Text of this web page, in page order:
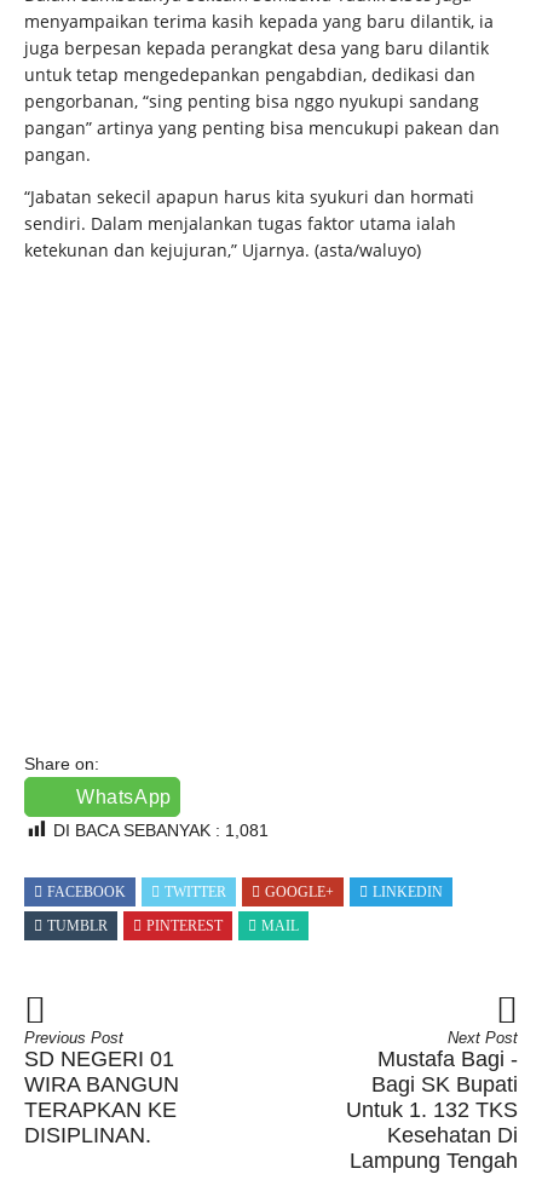
menyampaikan terima kasih kepada yang baru dilantik, ia
juga berpesan kepada perangkat desa yang baru dilantik
untuk tetap mengedepankan pengabdian, dedikasi dan
pengorbanan, “sing penting bisa nggo nyukupi sandang
pangan” artinya yang penting bisa mencukupi pakean dan
pangan.
“Jabatan sekecil apapun harus kita syukuri dan hormati
sendiri. Dalam menjalankan tugas faktor utama ialah
ketekunan dan kejujuran,” Ujarnya. (asta/waluyo)
Share on:
WhatsApp
DI BACA SEBANYAK : 1,081
FACEBOOK TWITTER GOOGLE+
LINKEDIN
TUMBLR
PINTEREST MAIL
Previous Post
SD NEGERI 01
WIRA BANGUN
TERAPKAN KE
DISIPLINAN.
Next Post
Mustafa Bagi -
Bagi SK Bupati
Untuk 1. 132 TKS
Kesehatan Di
Lampung Tengah